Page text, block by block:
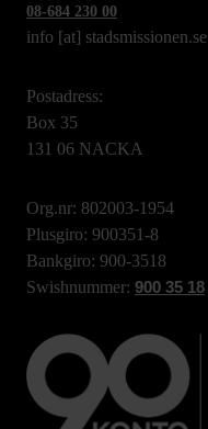
08-684 230 00
info [at] stadsmissionen.se
Postadress:
Box 35
131 06 NACKA
Org.nr: 802003-1954
Plusgiro: 900351-8
Bankgiro: 900-3518
Swishnummer: 900 35 18